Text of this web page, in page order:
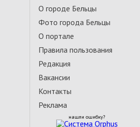
О городе Бельцы
Фото города Бельцы
О портале
Правила пользования
Редакция
Вакансии
Контакты
Реклама
нашли ошибку?